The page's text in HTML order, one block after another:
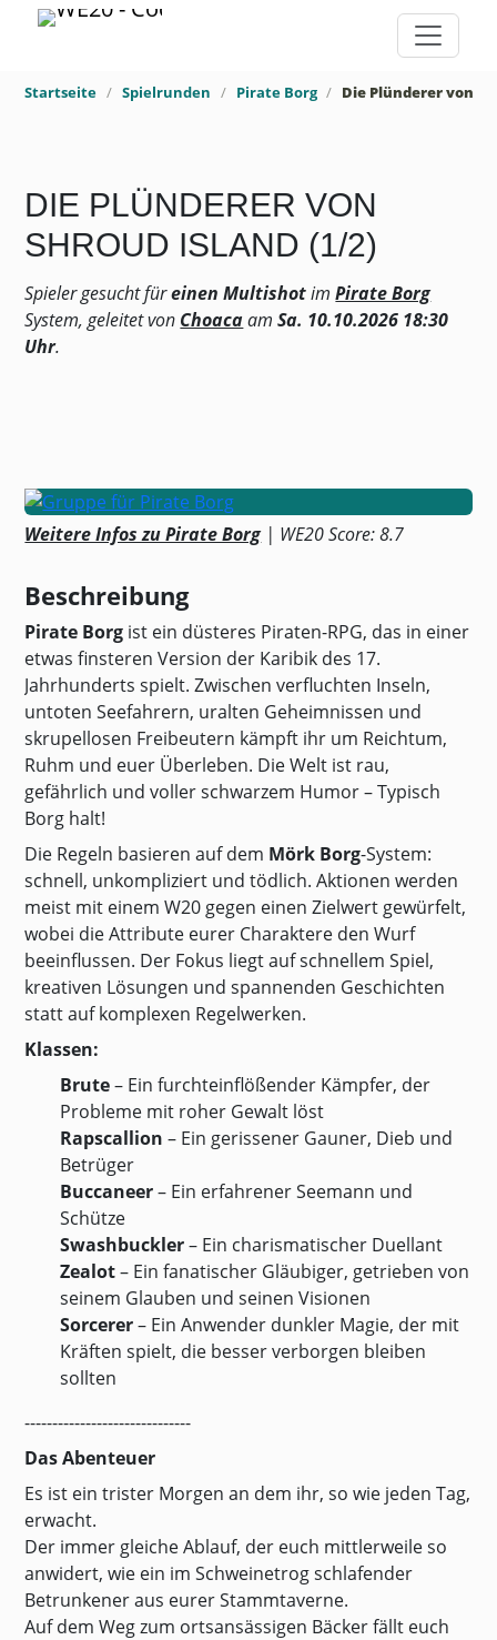
Startseite Spielrunden Pirate Borg Die Plünderer von
DIE PLÜNDERER VON
SHROUD ISLAND (1/2)
Spieler gesucht füreinen MultishotimPirate Borg
System, geleitet von ChoacaamSa. 10.10.2026 18:30
Uhr.
Weitere Infos zu Pirate Borg | WE20 Score: 8.7
Beschreibung
Pirate Borg ist ein düsteres Piraten-RPG, das in einer
etwas finsteren Version der Karibik des 17.
Jahrhunderts spielt. Zwischen verfluchten Inseln,
untoten Seefahrern, uralten Geheimnissen und
skrupellosen Freibeutern kämpft ihr um Reichtum,
Ruhm und euer Überleben. Die Welt ist rau,
gefährlich und voller schwarzem Humor – Typisch
Borg halt!
Die Regeln basieren auf dem Mörk Borg-System:
schnell, unkompliziert und tödlich. Aktionen werden
meist mit einem W20 gegen einen Zielwert gewürfelt,
wobei die Attribute eurer Charaktere den Wurf
beeinflussen. Der Fokus liegt auf schnellem Spiel,
kreativen Lösungen und spannenden Geschichten
statt auf komplexen Regelwerken.
Klassen:
Brute– Ein furchteinflößender Kämpfer, der
Probleme mit roher Gewalt löst
Rapscallion – Ein gerissener Gauner, Dieb und
Betrüger
Buccaneer– Ein erfahrener Seemann und
Schütze
Swashbuckler– Ein charismatischer Duellant
Zealot– Ein fanatischer Gläubiger, getrieben von
seinem Glauben und seinen Visionen
Sorcerer– Ein Anwender dunkler Magie, der mit
Kräften spielt, die besser verborgen bleiben
sollten
------------------------------
Das Abenteuer
Es ist ein trister Morgen an dem ihr, so wie jeden Tag,
erwacht.
Der immer gleiche Ablauf, der euch mittlerweile so
anwidert, wie ein im Schweinetrog schlafender
Betrunkener aus eurer Stammtaverne.
Auf dem Weg zum ortsansässigen Bäcker fällt euch